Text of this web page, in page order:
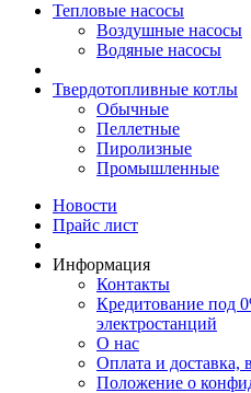
Тепловые насосы
Воздушные насосы
Водяные насосы
Твердотопливные котлы
Обычные
Пеллетные
Пиролизные
Промышленные
Новости
Прайс лист
Информация
Контакты
Кредитование под
электростанций
О нас
Оплата и доставка,
Положение о